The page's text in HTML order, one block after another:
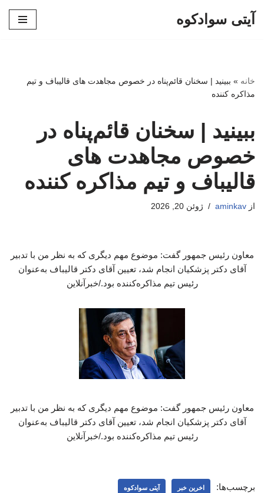
آیتی سوادکوه
خانه » ببینید | سخنان قائم‌پناه در خصوص مجاهدت های قالیباف و تیم
مذاکره کننده
ببینید | سخنان قائم‌پناه در
خصوص مجاهدت های
قالیباف و تیم مذاکره کننده
از aminkav ژوئن 20, 2026
معاون رئیس جمهور گفت: موضوع مهم دیگری که به نظر من با تدبیر
آقای دکتر پزشکیان انجام شد، تعیین آقای دکتر قالیباف به‌عنوان
رئیس تیم مذاکره‌کننده بود./خبرآنلاین
معاون رئیس جمهور گفت: موضوع مهم دیگری که به نظر من با تدبیر
آقای دکتر پزشکیان انجام شد، تعیین آقای دکتر قالیباف به‌عنوان
رئیس تیم مذاکره‌کننده بود./خبرآنلاین
برچسب‌ها: اخرین خبر آیتی سوادکوه